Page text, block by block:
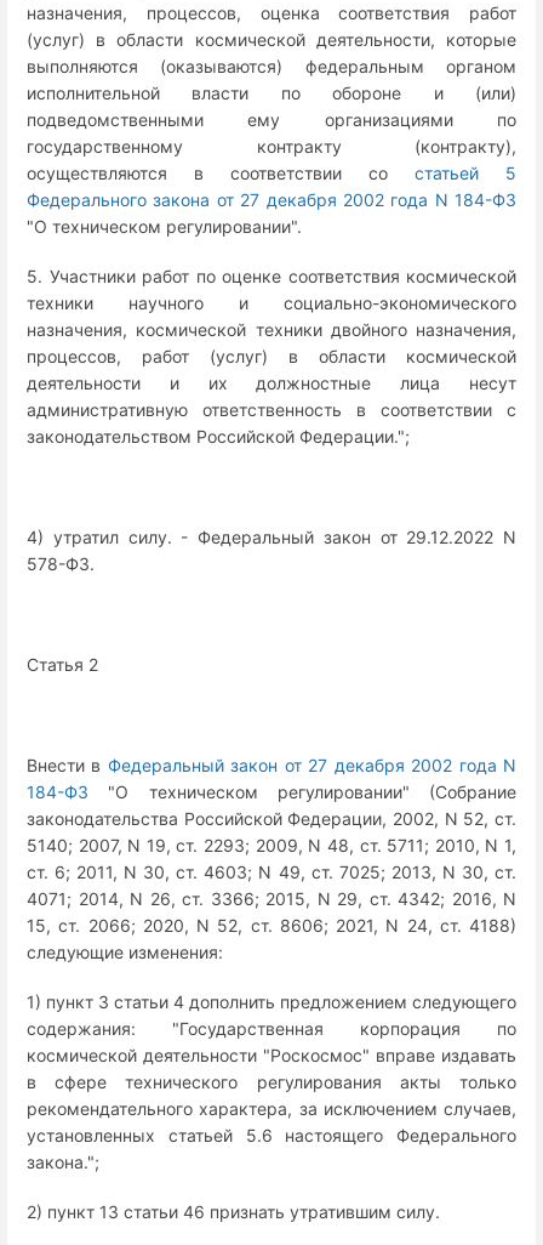
назначения, процессов, оценка соответствия работ
(услуг) в области космической деятельности, которые
выполняются (оказываются) федеральным органом
исполнительной власти по обороне и (или)
подведомственными ему организациями по
государственному контракту (контракту),
осуществляются в соответствии со статьей 5
Федерального закона от 27 декабря 2002 года N 184-ФЗ
"О техническом регулировании".
5. Участники работ по оценке соответствия космической
техники научного и социально-экономического
назначения, космической техники двойного назначения,
процессов, работ (услуг) в области космической
деятельности и их должностные лица несут
административную ответственность в соответствии с
законодательством Российской Федерации.";
4) утратил силу. - Федеральный закон от 29.12.2022 N
578-ФЗ.
Статья 2
Внести в Федеральный закон от 27 декабря 2002 года N
184-ФЗ "О техническом регулировании" (Собрание
законодательства Российской Федерации, 2002, N 52, ст.
5140; 2007, N 19, ст. 2293; 2009, N 48, ст. 5711; 2010, N 1,
ст. 6; 2011, N 30, ст. 4603; N 49, ст. 7025; 2013, N 30, ст.
4071; 2014, N 26, ст. 3366; 2015, N 29, ст. 4342; 2016, N
15, ст. 2066; 2020, N 52, ст. 8606; 2021, N 24, ст. 4188)
следующие изменения:
1) пункт 3 статьи 4 дополнить предложением следующего
содержания: "Государственная корпорация по
космической деятельности "Роскосмос" вправе издавать
в сфере технического регулирования акты только
рекомендательного характера, за исключением случаев,
установленных статьей 5.6 настоящего Федерального
закона.";
2) пункт 13 статьи 46 признать утратившим силу.